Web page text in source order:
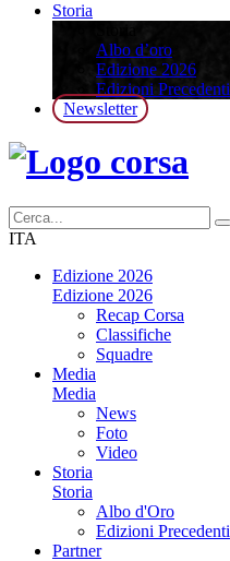
Storia
Albo d’oro
Edizione 2026
Edizioni Precedenti
Newsletter
ITA
Edizione 2026
Edizione 2026
Recap Corsa
Classifiche
Squadre
Media
Media
News
Foto
Video
Storia
Storia
Albo d'Oro
Edizioni Precedenti
Partner